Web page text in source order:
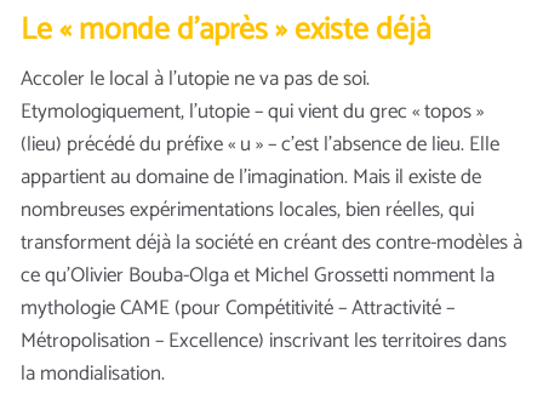
Le « monde d’après » existe déjà
Accoler le local à l’utopie ne va pas de soi.
Etymologiquement, l’utopie – qui vient du grec « topos »
(lieu) précédé du préfixe « u » – c’est l’absence de lieu. Elle
appartient au domaine de l’imagination. Mais il existe de
nombreuses expérimentations locales, bien réelles, qui
transforment déjà la société en créant des contre-modèles à
ce qu’Olivier Bouba-Olga et Michel Grossetti nomment la
mythologie CAME (pour Compétitivité – Attractivité –
Métropolisation – Excellence) inscrivant les territoires dans
la mondialisation.